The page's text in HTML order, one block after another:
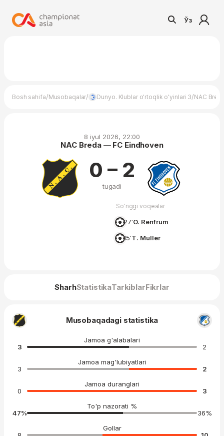
Ўз
Bosh sahifa/Musobaqalar/ Dunyo. Klublar o'rtoqlik o'yinlari 3/NAC
8 iyul 2026, 22:00
NAC Breda — FC Eindhoven
0 – 2
tugadi
So'nggi voqealar
27′O. Renfrum
15′T. Muller
SharhStatistikaTarkiblarFikrlar
Musobaqadagi statistika
Jamoa g'alabalari
3
2
Jamoa mag'lubiyatlari
3
2
Jamoa duranglari
0
3
To'p nazorati %
47% 36%
Gollar